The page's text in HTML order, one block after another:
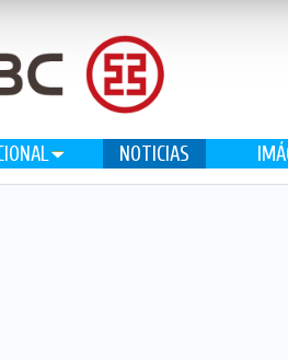
NOTICIAS